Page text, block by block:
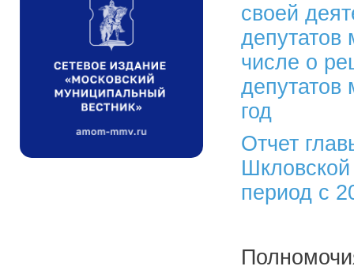
своей
депутатов
числе о
депутатов
год
Отчет
Шкловской
период с